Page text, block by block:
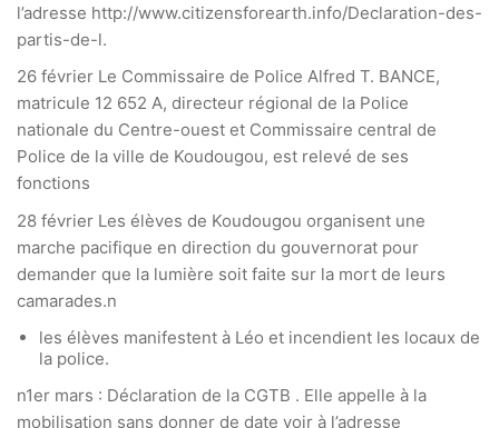
l’adresse http://www.citizensforearth.info/Declaration-des-
partis-de-l.
26 février Le Commissaire de Police Alfred T. BANCE,
matricule 12 652 A, directeur régional de la Police
nationale du Centre-ouest et Commissaire central de
Police de la ville de Koudougou, est relevé de ses
fonctions
28 février Les élèves de Koudougou organisent une
marche pacifique en direction du gouvernorat pour
demander que la lumière soit faite sur la mort de leurs
camarades.n
les élèves manifestent à Léo et incendient les locaux de
la police.
n1er mars : Déclaration de la CGTB . Elle appelle à la
mobilisation sans donner de date voir à l’adresse